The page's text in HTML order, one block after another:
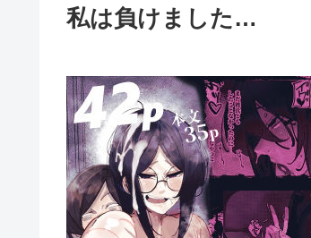
私は負けました…